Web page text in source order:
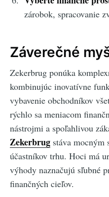
zárobok, spracovanie
Záverečné
Zekerbrug ponúka
kombinujúc inovatívne
vybavenie obchodníkov
rýchlo sa meniacom
nástrojmi a spoľahlivou
Zekerbrug stáva mocným
účastníkov trhu. Hoci má
výhody naznačujú sľubné
finančných cieľov.